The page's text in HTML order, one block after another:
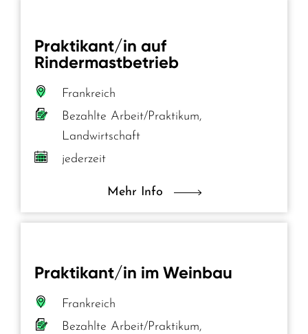
Praktikant/in auf
Rindermastbetrieb
Frankreich
Bezahlte Arbeit/Praktikum,
Landwirtschaft
jederzeit
Mehr Info
Praktikant/in im Weinbau
Frankreich
Bezahlte Arbeit/Praktikum,